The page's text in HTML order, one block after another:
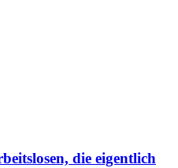
die eigentlich